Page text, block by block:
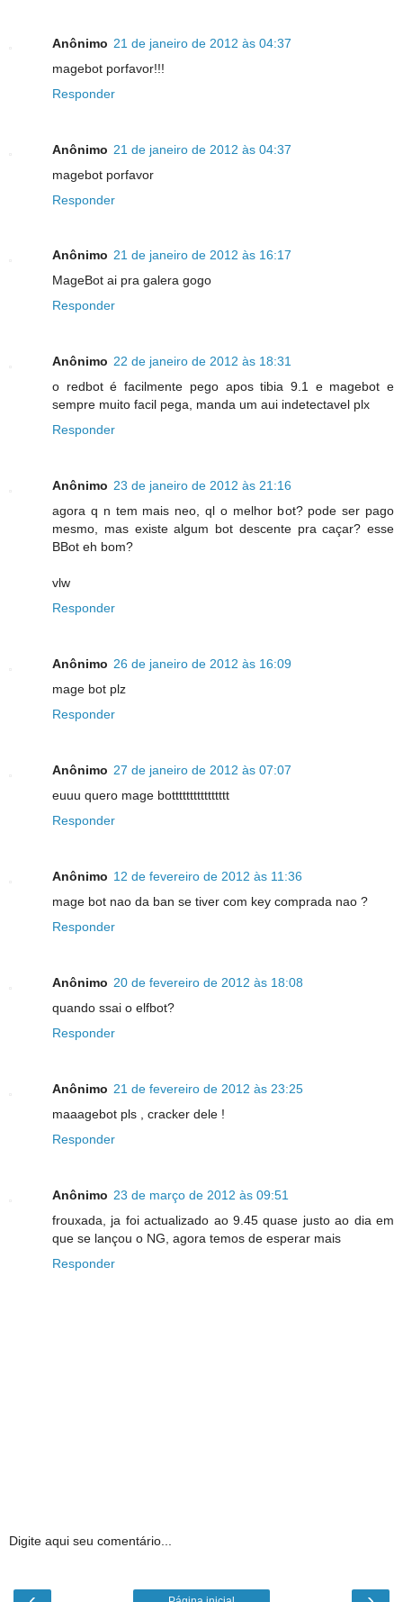
Anônimo 21 de janeiro de 2012 às 04:37
magebot porfavor!!!
Responder
Anônimo 21 de janeiro de 2012 às 04:37
magebot porfavor
Responder
Anônimo 21 de janeiro de 2012 às 16:17
MageBot ai pra galera gogo
Responder
Anônimo 22 de janeiro de 2012 às 18:31
o redbot é facilmente pego apos tibia 9.1 e magebot e
sempre muito facil pega, manda um aui indetectavel plx
Responder
Anônimo 23 de janeiro de 2012 às 21:16
agora q n tem mais neo, ql o melhor bot? pode ser pago
mesmo, mas existe algum bot descente pra caçar? esse
BBot eh bom?
vlw
Responder
Anônimo 26 de janeiro de 2012 às 16:09
mage bot plz
Responder
Anônimo 27 de janeiro de 2012 às 07:07
euuu quero mage botttttttttttttttt
Responder
Anônimo 12 de fevereiro de 2012 às 11:36
mage bot nao da ban se tiver com key comprada nao ?
Responder
Anônimo 20 de fevereiro de 2012 às 18:08
quando ssai o elfbot?
Responder
Anônimo 21 de fevereiro de 2012 às 23:25
maaagebot pls , cracker dele !
Responder
Anônimo 23 de março de 2012 às 09:51
frouxada, ja foi actualizado ao 9.45 quase justo ao dia em
que se lançou o NG, agora temos de esperar mais
Responder
Digite aqui seu comentário...